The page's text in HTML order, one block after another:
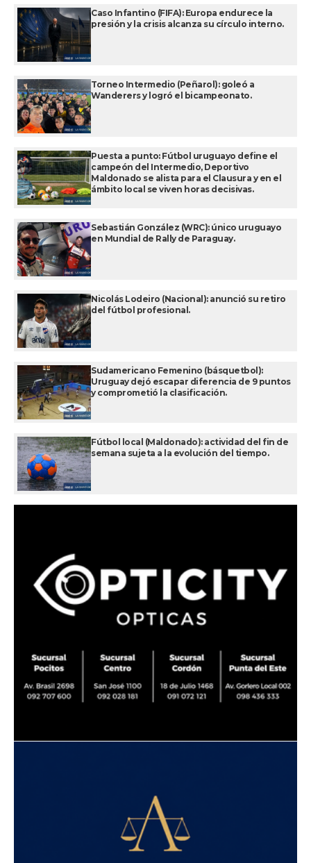
Caso Infantino (FIFA): Europa endurece la
presión y la crisis alcanza su círculo interno.
Torneo Intermedio (Peñarol): goleó a
Wanderers y logró el bicampeonato.
Puesta a punto: Fútbol uruguayo define el
campeón del Intermedio, Deportivo
Maldonado se alista para el Clausura y en el
ámbito local se viven horas decisivas.
Sebastián González (WRC): único uruguayo
en Mundial de Rally de Paraguay.
Nicolás Lodeiro (Nacional): anunció su retiro
del fútbol profesional.
Sudamericano Femenino (básquetbol):
Uruguay dejó escapar diferencia de 9 puntos
y comprometió la clasificación.
Fútbol local (Maldonado): actividad del fin de
semana sujeta a la evolución del tiempo.